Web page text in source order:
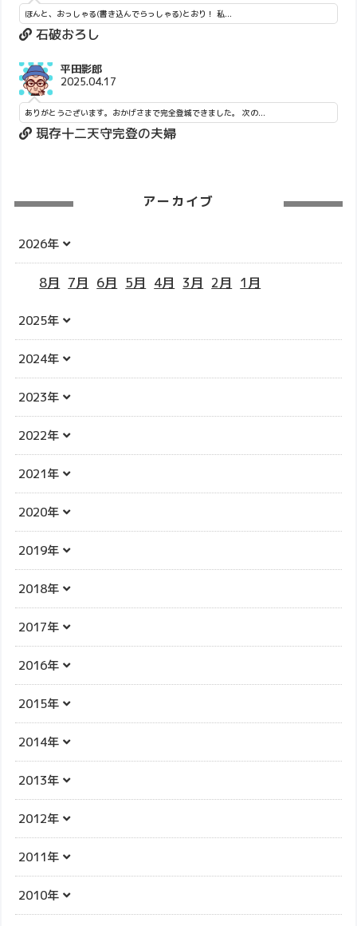
ほんと、おっしゃる(書き込んでらっしゃる)とおり！ 私...
石破おろし
平田影郎
2025.04.17
ありがとうございます。おかげさまで完全登城できました。 次の...
現存十二天守完登の夫婦
アーカイブ
2026年
8月 7月 6月 5月 4月 3月 2月 1月
2025年
2024年
2023年
2022年
2021年
2020年
2019年
2018年
2017年
2016年
2015年
2014年
2013年
2012年
2011年
2010年